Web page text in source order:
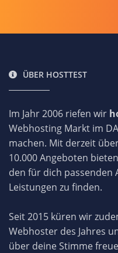
ÜBER HOSTTEST
Im Jahr 2006 riefen wir
Webhosting Markt im
machen. Mit derzeit
10.000 Angeboten
den für dich passenden
Leistungen zu finden.
Seit 2015 küren wir
Webhoster des Jahres
über deine Stimme